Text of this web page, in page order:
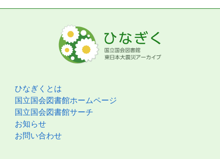
ひなぎくとは
国立国会図書館ホームページ
国立国会図書館サーチ
お知らせ
お問い合わせ